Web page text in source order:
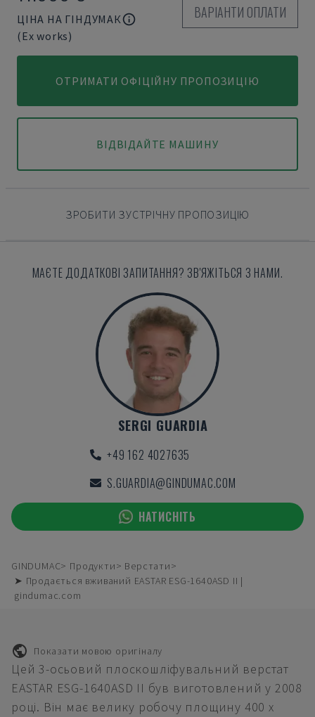
ЦІНА НА ГІНДУМАК
(Ex works)
ВАРІАНТИ ОПЛАТИ
ОТРИМАТИ ОФІЦІЙНУ ПРОПОЗИЦІЮ
ВІДВІДАЙТЕ МАШИНУ
ЗРОБИТИ ЗУСТРІЧНУ ПРОПОЗИЦІЮ
МАЄТЕ ДОДАТКОВІ ЗАПИТАННЯ? ЗВ'ЯЖІТЬСЯ З НАМИ.
SERGI GUARDIA
+49 162 4027635
S.GUARDIA@GINDUMAC.COM
НАТИСНІТЬ
GINDUMAC Продукти
Верстати
➤ Продається вживаний EASTAR ESG-1640ASD II |
gindumac.com
Показати мовою оригіналу
Цей 3-осьовий плоскошліфувальний верстат
EASTAR ESG-1640ASD II був виготовлений у 2008
році. Він має велику робочу площину 400 x